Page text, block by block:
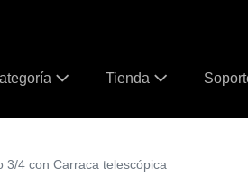
Tienda
3/4 con Carraca telescópica